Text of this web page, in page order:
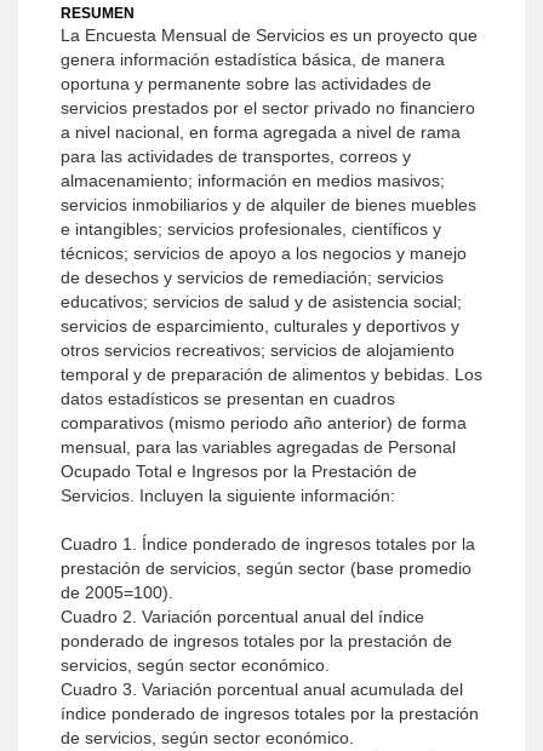
RESUMEN
La Encuesta Mensual de Servicios es un proyecto que
genera información estadística básica, de manera
oportuna y permanente sobre las actividades de
servicios prestados por el sector privado no financiero
a nivel nacional, en forma agregada a nivel de rama
para las actividades de transportes, correos y
almacenamiento; información en medios masivos;
servicios inmobiliarios y de alquiler de bienes muebles
e intangibles; servicios profesionales, científicos y
técnicos; servicios de apoyo a los negocios y manejo
de desechos y servicios de remediación; servicios
educativos; servicios de salud y de asistencia social;
servicios de esparcimiento, culturales y deportivos y
otros servicios recreativos; servicios de alojamiento
temporal y de preparación de alimentos y bebidas. Los
datos estadísticos se presentan en cuadros
comparativos (mismo periodo año anterior) de forma
mensual, para las variables agregadas de Personal
Ocupado Total e Ingresos por la Prestación de
Servicios. Incluyen la siguiente información:
Cuadro 1. Índice ponderado de ingresos totales por la
prestación de servicios, según sector (base promedio
de 2005=100).
Cuadro 2. Variación porcentual anual del índice
ponderado de ingresos totales por la prestación de
servicios, según sector económico.
Cuadro 3. Variación porcentual anual acumulada del
índice ponderado de ingresos totales por la prestación
de servicios, según sector económico.